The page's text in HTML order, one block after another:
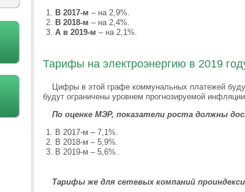
В 2017-м – на 2,9%.
В 2018-м – на 2,4%.
А в 2019-м – на 2,1%.
Тарифы на электроэнергию в 2019
Цифры в этой графе коммунальных платежей
будут ограничены уровнем прогнозируемой
По оценке МЭР, показатели роста должны
В 2017-м – 7,1%.
В 2018-м – 5,9%.
В 2019-м – 5,6%.
Тарифы же для сетевых компаний